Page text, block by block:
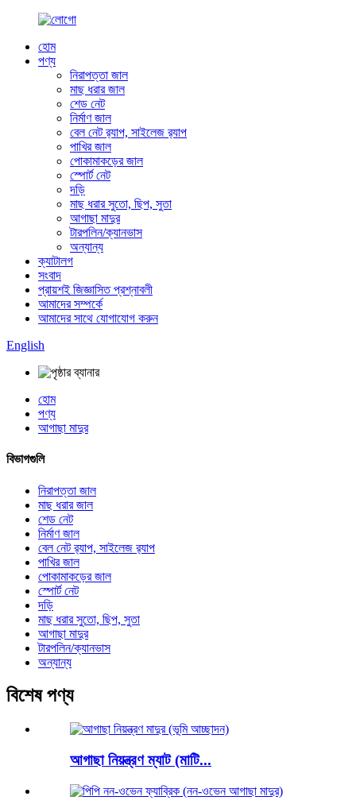
হোম
পণ্য
নিরাপত্তা জাল
মাছ ধরার জাল
শেড নেট
নির্মাণ জাল
বেল নেট র‍্যাপ, সাইলেজ র‍্যাপ
পাখির জাল
পোকামাকড়ের জাল
স্পোর্ট নেট
দড়ি
মাছ ধরার সুতো, ছিপ, সুতা
আগাছা মাদুর
টারপলিন/ক্যানভাস
অন্যান্য
ক্যাটালগ
সংবাদ
প্রায়শই জিজ্ঞাসিত প্রশ্নাবলী
আমাদের সম্পর্কে
আমাদের সাথে যোগাযোগ করুন
English
হোম
পণ্য
আগাছা মাদুর
বিভাগগুলি
নিরাপত্তা জাল
মাছ ধরার জাল
শেড নেট
নির্মাণ জাল
বেল নেট র‍্যাপ, সাইলেজ র‍্যাপ
পাখির জাল
পোকামাকড়ের জাল
স্পোর্ট নেট
দড়ি
মাছ ধরার সুতো, ছিপ, সুতা
আগাছা মাদুর
টারপলিন/ক্যানভাস
অন্যান্য
বিশেষ পণ্য
আগাছা নিয়ন্ত্রণ ম্যাট (মাটি...